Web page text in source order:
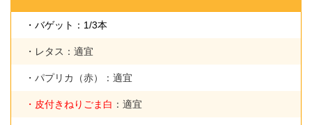
・バゲット：1/3本
・レタス：適宜
・パプリカ（赤）：適宜
・皮付きねりごま白 ：適宜